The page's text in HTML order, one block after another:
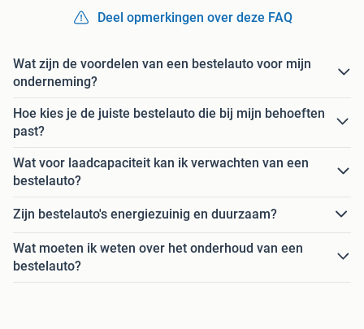
Deel opmerkingen over deze FAQ
Wat zijn de voordelen van een bestelauto voor mijn
onderneming?
Hoe kies je de juiste bestelauto die bij mijn behoeften
past?
Wat voor laadcapaciteit kan ik verwachten van een
bestelauto?
Zijn bestelauto's energiezuinig en duurzaam?
Wat moeten ik weten over het onderhoud van een
bestelauto?